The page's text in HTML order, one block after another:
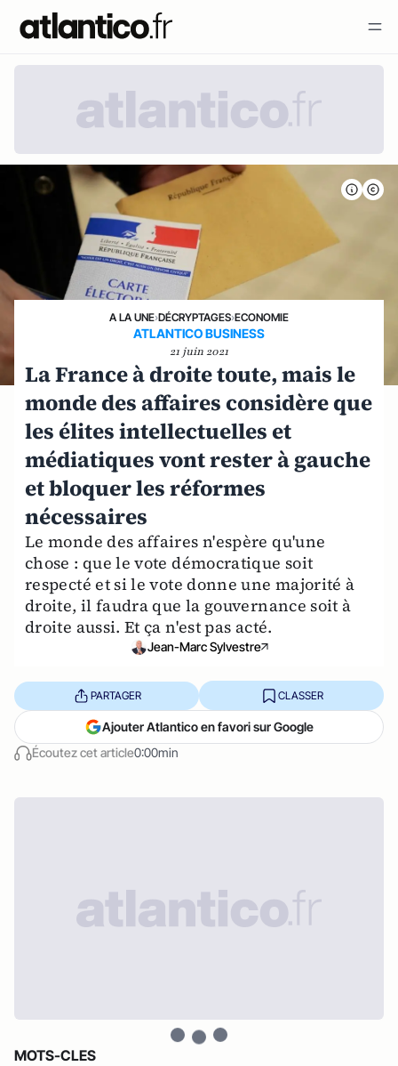
A LA UNE›DÉCRYPTAGES›ECONOMIE
ATLANTICO BUSINESS
21 juin 2021
La France à droite toute, mais le
monde des affaires considère que
les élites intellectuelles et
médiatiques vont rester à gauche
et bloquer les réformes
nécessaires
Le monde des affaires n'espère qu'une
chose : que le vote démocratique soit
respecté et si le vote donne une majorité à
droite, il faudra que la gouvernance soit à
droite aussi. Et ça n'est pas acté.
Jean-Marc Sylvestre
Écoutez cet article0:00min
PARTAGER CLASSER
Ajouter Atlantico en favori sur Google
MOTS-CLES